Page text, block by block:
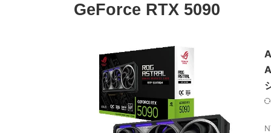
GeForce RTX 5090